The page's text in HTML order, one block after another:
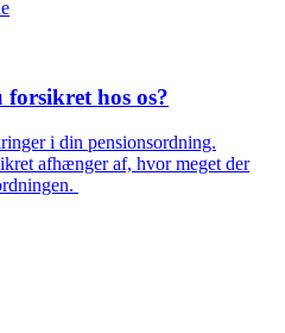
hos os?
i din pensionsordning.
afhænger af, hvor meget der